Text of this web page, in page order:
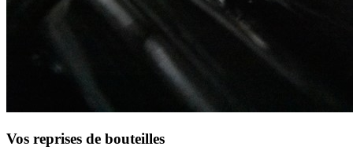
Vos reprises de bouteilles